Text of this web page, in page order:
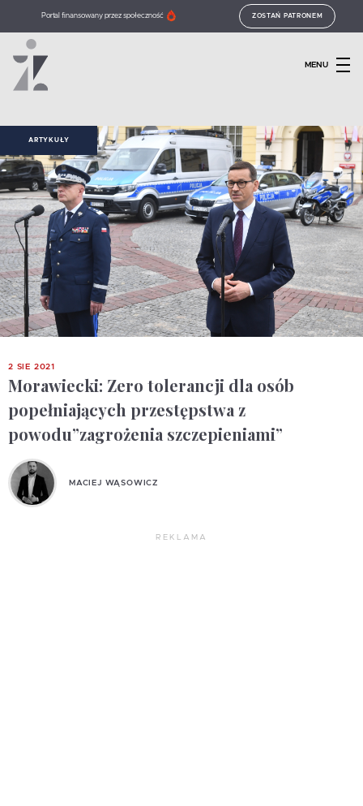
Portal finansowany przez społeczność ZOSTAŃ PATRONEM
MENU
ARTYKUŁY
2 SIE 2021
Morawiecki: Zero tolerancji dla osób
popełniających przestępstwa z
powodu”zagrożenia szczepieniami”
MACIEJ WĄSOWICZ
REKLAMA